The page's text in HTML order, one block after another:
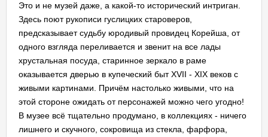
Это и не музей даже, а какой-то исторический интриган.
Здесь поют рукописи гуслицких староверов,
предсказывает судьбу юродивый провидец Корейша, от
одного взгляда переливается и звенит на все лады
хрустальная посуда, старинное зеркало в раме
оказывается дверью в купеческий быт ХVII - XIX веков с
живыми картинами. Причём настолько живыми, что на
этой стороне ожидать от персонажей можно чего угодно!
В музее всё тщательно продумано, в коллекциях - ничего
лишнего и скучного, сокровища из стекла, фарфора,